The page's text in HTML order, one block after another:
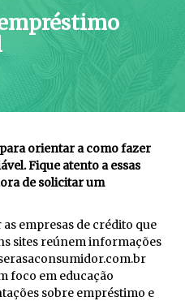
orientar a como fazer
Fique atento a essas
de solicitar um
empresas de crédito que
sites reúnem informações
foco em educação
sobre empréstimo e